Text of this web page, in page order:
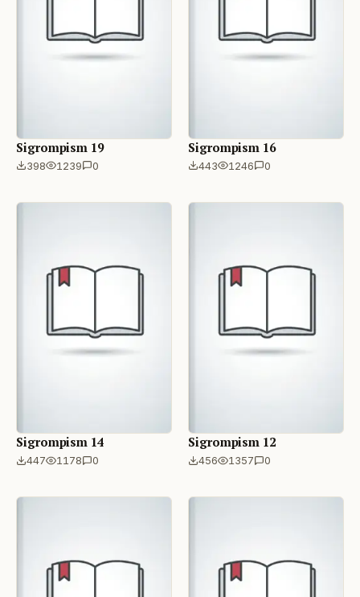
Sigrompism 19
398 1239 0
Sigrompism 16
443 1246 0
Sigrompism 14
447 1178 0
Sigrompism 12
456 1357 0